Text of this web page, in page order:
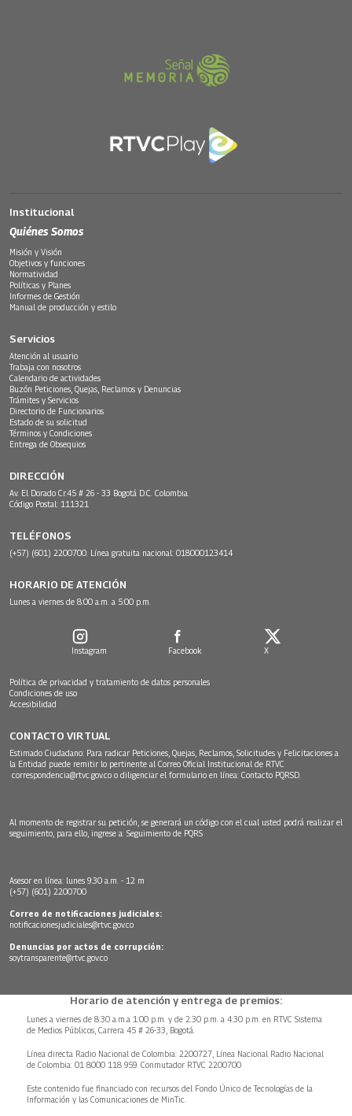
Institucional
Quiénes Somos
Misión y Visión
Objetivos y funciones
Normatividad
Políticas y Planes
Informes de Gestión
Manual de producción y estilo
Servicios
Atención al usuario
Trabaja con nosotros
Calendario de actividades
Buzón Peticiones, Quejas, Reclamos y Denuncias
Trámites y Servicios
Directorio de Funcionarios
Estado de su solicitud
Términos y Condiciones
Entrega de Obsequios
DIRECCIÓN
Av. El Dorado Cr.45 # 26 - 33 Bogotá D.C. Colombia.
Código Postal: 111321
TELÉFONOS
(+57) (601) 2200700. Línea gratuita nacional: 018000123414
HORARIO DE ATENCIÓN
Lunes a viernes de 8:00 a.m. a 5:00 p.m.
Instagram Facebook X
Política de privacidad y tratamiento de datos personales
Condiciones de uso
Accesibilidad
CONTACTO VIRTUAL
Estimado Ciudadano: Para radicar Peticiones, Quejas, Reclamos, Solicitudes y Felicitaciones a
la Entidad puede remitir lo pertinente al Correo Oficial Institucional de RTVC
correspondencia@rtvc.gov.co o diligenciar el formulario en línea: Contacto PQRSD.
Al momento de registrar su petición, se generará un código con el cual usted podrá realizar el
seguimiento, para ello, ingrese a: Seguimiento de PQRS
Asesor en línea: lunes 9:30 a.m. - 12 m
(+57) (601) 2200700
Correo de notificaciones judiciales:
notificacionesjudiciales@rtvc.gov.co
Denuncias por actos de corrupción:
soytransparente@rtvc.gov.co
Horario de atención y entrega de premios:
Lunes a viernes de 8:30 a.m.a 1:00 p.m. y de 2:30 p.m. a 4:30 p.m. en RTVC Sistema
de Medios Públicos, Carrera 45 # 26-33, Bogotá.
Línea directa Radio Nacional de Colombia: 2200727, Línea Nacional Radio Nacional
de Colombia: 01 8000 118 959. Conmutador RTVC 2200700
Este contenido fue financiado con recursos del Fondo Único de Tecnologías de la
Información y las Comunicaciones de MinTic.